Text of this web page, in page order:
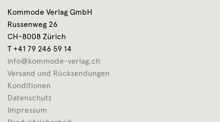
Kommode Verlag GmbH
Russenweg 26
CH-8008 Zürich
T +41 79 246 59 14
info@kommode-verlag.ch
Versand und Rücksendungen
Konditionen
Datenschutz
Impressum